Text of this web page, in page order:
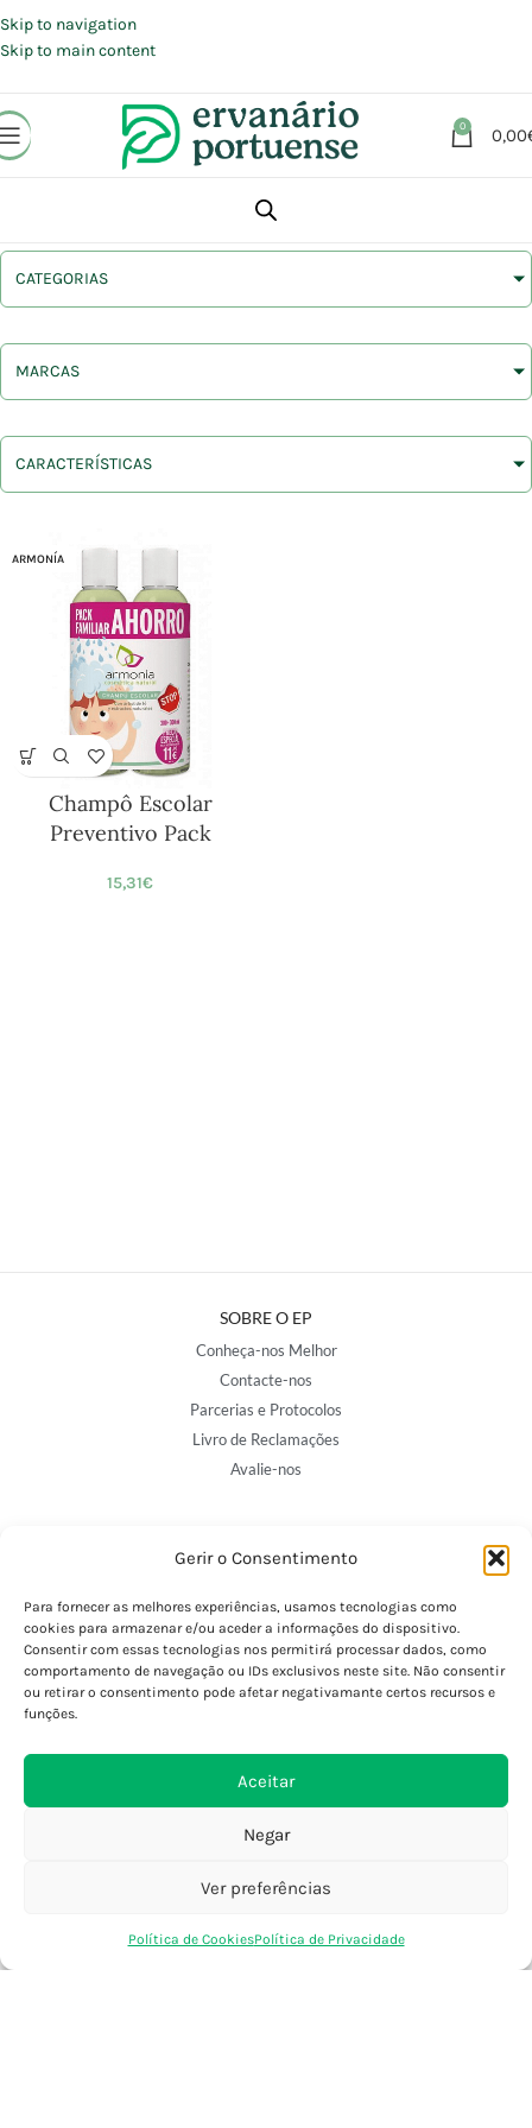
Gerir o Consentimento
Para fornecer as melhores experiências, usamos tecnologias como
cookies para armazenar e/ou aceder a informações do dispositivo.
Consentir com essas tecnologias nos permitirá processar dados, como
comportamento de navegação ou IDs exclusivos neste site. Não consentir
ou retirar o consentimento pode afetar negativamante certos recursos e
funções.
Aceitar
Negar
Ver preferências
Política de CookiesPolítica de Privacidade
Skip to navigation
Skip to main content
0 0,00
CATEGORIAS
MARCAS
CARACTERÍSTICAS
ARMONÍA
Champô Escolar
Preventivo Pack
15,31€
SOBRE O EP
Conheça-nos Melhor
Contacte-nos
Parcerias e Protocolos
Livro de Reclamações
Avalie-nos
NOSSAS LOJAS
Porto - Boavista
Porto - Foz
Porto - S. João
Viana do Castelo
SAIBA MAIS
Política de Privacidade
Termos e Condições
Perguntas Frequentes